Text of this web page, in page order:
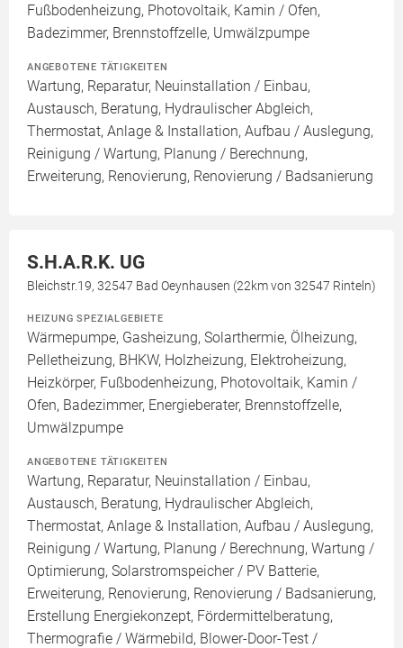
Fußbodenheizung, Photovoltaik, Kamin / Ofen,
Badezimmer, Brennstoffzelle, Umwälzpumpe
ANGEBOTENE TÄTIGKEITEN
Wartung, Reparatur, Neuinstallation / Einbau,
Austausch, Beratung, Hydraulischer Abgleich,
Thermostat, Anlage & Installation, Aufbau / Auslegung,
Reinigung / Wartung, Planung / Berechnung,
Erweiterung, Renovierung, Renovierung / Badsanierung
S.H.A.R.K. UG
Bleichstr.19, 32547 Bad Oeynhausen (22km von 32547 Rinteln)
HEIZUNG SPEZIALGEBIETE
Wärmepumpe, Gasheizung, Solarthermie, Ölheizung,
Pelletheizung, BHKW, Holzheizung, Elektroheizung,
Heizkörper, Fußbodenheizung, Photovoltaik, Kamin /
Ofen, Badezimmer, Energieberater, Brennstoffzelle,
Umwälzpumpe
ANGEBOTENE TÄTIGKEITEN
Wartung, Reparatur, Neuinstallation / Einbau,
Austausch, Beratung, Hydraulischer Abgleich,
Thermostat, Anlage & Installation, Aufbau / Auslegung,
Reinigung / Wartung, Planung / Berechnung, Wartung /
Optimierung, Solarstromspeicher / PV Batterie,
Erweiterung, Renovierung, Renovierung / Badsanierung,
Erstellung Energiekonzept, Fördermittelberatung,
Thermografie / Wärmebild, Blower-Door-Test /